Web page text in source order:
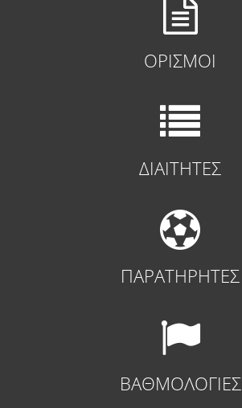
ΟΡΙΣΜΟΙ
ΔΙΑΙΤΗΤΕΣ
ΠΑΡΑΤΗΡΗΤΕΣ
ΒΑΘΜΟΛΟΓΙΕΣ